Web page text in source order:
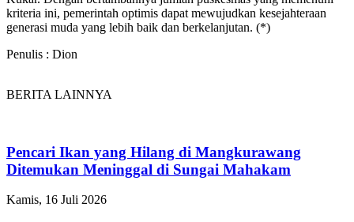
kriteria ini, pemerintah optimis dapat mewujudkan kesejahteraan
generasi muda yang lebih baik dan berkelanjutan. (*)
Penulis : Dion
BERITA LAINNYA
Pencari Ikan yang Hilang di Mangkurawang
Ditemukan Meninggal di Sungai Mahakam
Kamis, 16 Juli 2026